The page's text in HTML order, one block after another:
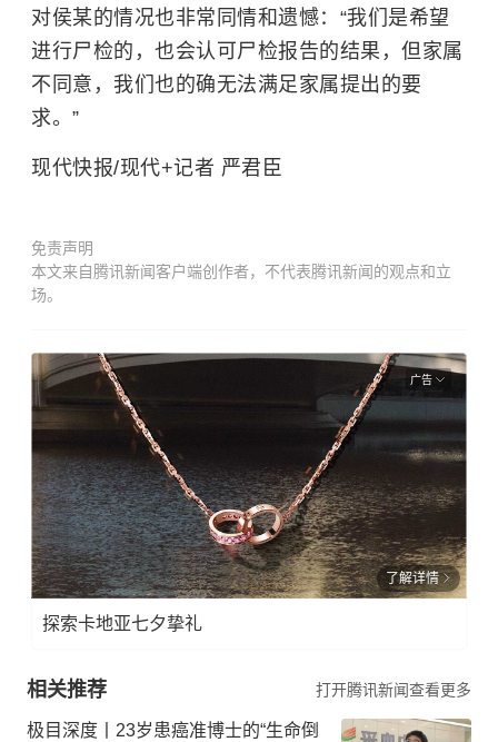
对侯某的情况也非常同情和遗憾：“我们是希望
进行尸检的，也会认可尸检报告的结果，但家属
不同意，我们也的确无法满足家属提出的要
求。”
现代快报/现代+记者 严君臣
免责声明
本文来自腾讯新闻客户端创作者，不代表腾讯新闻的观点和立
场。
广告
了解详情
探索卡地亚七夕挚礼
相关推荐 打开腾讯新闻查看更多
极目深度丨23岁患癌准博士的“生命倒